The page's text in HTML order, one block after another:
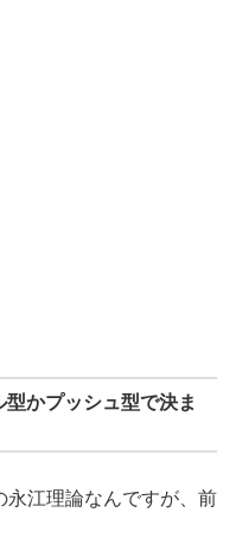
かプッシュ型で決ま
永江理論なんですが、前